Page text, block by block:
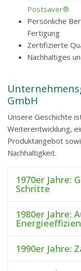
Postsaver®
Persönliche
Fertigung
Zertifizierte
Nachhaltiges
GmbH
Unsere Geschichte
Weiterentwicklung,
Produktangebot
Nachhaltigkeit.
1970er Jahre:
Schritte
1980er Jahre:
1990er Jahre: